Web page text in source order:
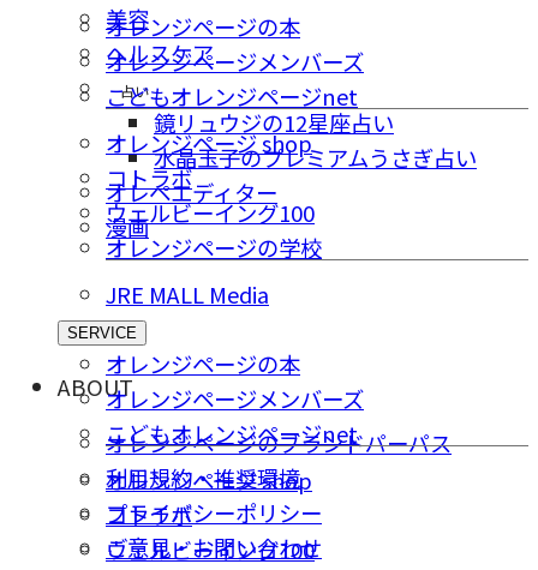
美容
ヘルスケア
占い
鏡リュウジの12星座占い
水晶玉子のプレミアムうさぎ占い
オレペエディター
漫画
オレンジページの本
オレンジページメンバーズ
こどもオレンジページnet
オレンジページ shop
コトラボ
ウェルビーイング100
オレンジページの学校
JRE MALL Media
SERVICE
オレンジページの本
オレンジページメンバーズ
こどもオレンジページnet
オレンジページ shop
コトラボ
ウェルビーイング100
ABOUT
オレンジページのブランドパーパス
利用規約・推奨環境
プライバシーポリシー
ご意⾒・お問い合わせ